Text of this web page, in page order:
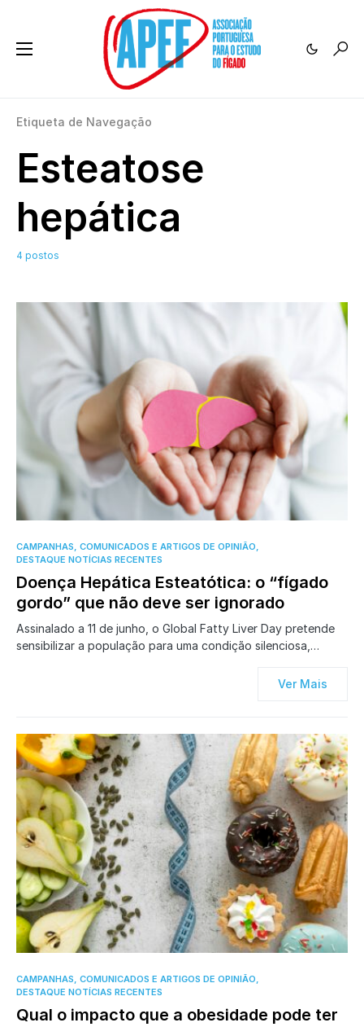
Etiqueta de Navegação
Esteatose
hepática
4 postos
0
CAMPANHAS, COMUNICADOS E ARTIGOS DE OPINIÃO
DESTAQUE NOTÍCIAS RECENTES
Doença Hepática Esteatótica: o “fígado
gordo” que não deve ser ignorado
Assinalado a 11 de junho, o Global Fatty Liver Day pretende
sensibilizar a população para uma condição silenciosa,…
Ver Mais
0
CAMPANHAS, COMUNICADOS E ARTIGOS DE OPINIÃO
DESTAQUE NOTÍCIAS RECENTES
Qual o impacto que a obesidade pode ter